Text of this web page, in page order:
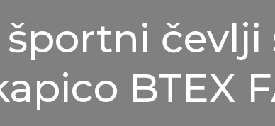
čevlji
BTEX